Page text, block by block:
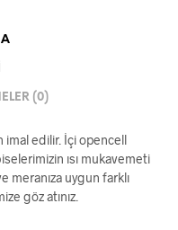
(0)
imal edilir. İçi opencell
ısı mukavemeti
meranıza uygun farklı
göz atınız.